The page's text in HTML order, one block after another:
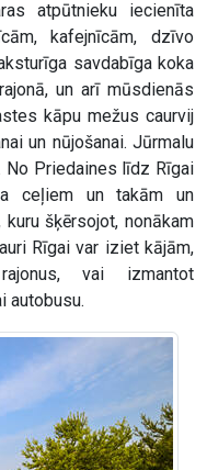
atpūtnieku iecienīta
kafejnīcām, dzīvo
savdabīga koka
un arī mūsdienās
kāpu mežus caurvij
un nūjošanai. Jūrmalu
Priedaines līdz Rīgai
ceļiem un takām un
šķērsojot, nonākam
Rīgai var iziet kājām,
vai izmantot
autobusu.